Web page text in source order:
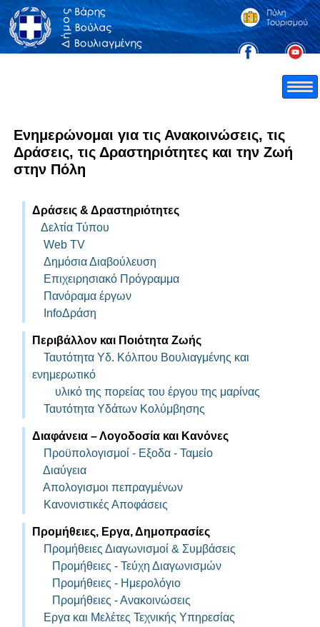
Ενημερώνομαι για τις Ανακοινώσεις, τις
Δράσεις, τις Δραστηριότητες και την Ζωή
στην Πόλη
Δράσεις & Δραστηριότητες
Δελτία Τύπου
Web TV
Δημόσια Διαβούλευση
Επιχειρησιακό Πρόγραμμα
Πανόραμα έργων
InfoΔράση
Περιβάλλον και Ποιότητα Ζωής
Ταυτότητα Υδ. Κόλπoυ Βουλιαγμένης και
ενημερωτικό
υλικό της πορείας του έργου της μαρίνας
Ταυτότητα Υδάτων Κολύμβησης
Διαφάνεια – Λογοδοσία και Κανόνες
Προϋπολογισμοί - Eξοδα - Ταμείο
Διαύγεια
Απολογισμοι πεπραγμένων
Κανονιστικές Αποφάσεις
Προμήθειες, Εργα, Δημοπρασίες
Προμήθειες Διαγωνισμοί & Συμβάσεις
Προμήθειες - Τεύχη Διαγωνισμών
Προμήθειες - Ημερολόγιο
Προμήθειες - Ανακοινώσεις
Εργα και Μελέτες Τεχνικής Υπηρεσίας